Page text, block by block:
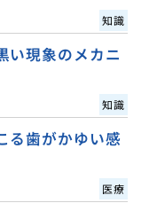
知識
い現象のメカニ
知識
る歯がかゆい感
医療